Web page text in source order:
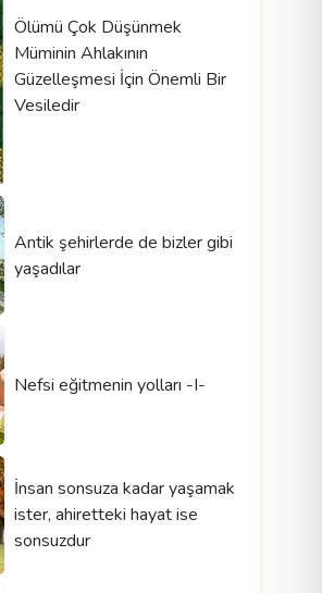
Ölümü Çok Düşünmek
Müminin Ahlakının
Güzelleşmesi İçin Önemli Bir
Vesiledir
Antik şehirlerde de bizler gibi
yaşadılar
Nefsi eğitmenin yolları -I-
İnsan sonsuza kadar yaşamak
ister, ahiretteki hayat ise
sonsuzdur